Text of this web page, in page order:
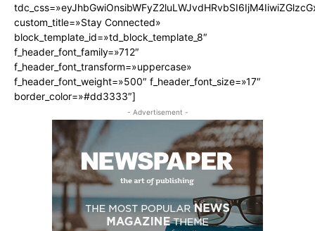
custom_title=»Stay Connected»
block_template_id=»td_block_template_8″
f_header_font_family=»712″
f_header_font_transform=»uppercase»
f_header_font_weight=»500″ f_header_font_size=»17″
border_color=»#dd3333″]
- Advertisement -